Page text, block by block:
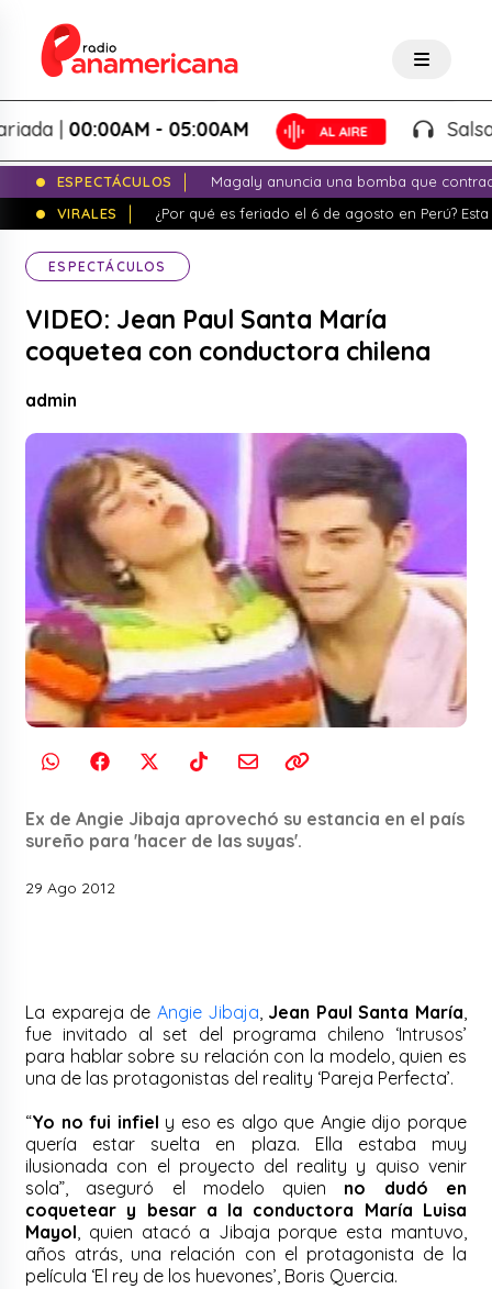
|00:00AM - 05:00AM Salsa
ESPECTÁCULOS
Magaly anuncia una bomba que
VIRALES
¿Por qué es feriado el 6 de agosto en Perú?
ESPECTÁCULOS
VIDEO: Jean Paul Santa María
coquetea con conductora chilena
admin
Ex de Angie Jibaja aprovechó su estancia en el país
sureño para 'hacer de las suyas'.
29 Ago 2012
La expareja de Angie Jibaja, Jean Paul Santa María,
fue invitado al set del programa chileno ‘Intrusos’
para hablar sobre su relación con la modelo, quien es
una de las protagonistas del reality ‘Pareja Perfecta’.
“Yo no fui infiel y eso es algo que Angie dijo porque
quería estar suelta en plaza. Ella estaba muy
ilusionada con el proyecto del reality y quiso venir
sola”, aseguró el modelo quien no dudó en
coquetear y besar a la conductora María Luisa
Mayol, quien atacó a Jibaja porque esta mantuvo,
años atrás, una relación con el protagonista de la
película ‘El rey de los huevones’, Boris Quercia.